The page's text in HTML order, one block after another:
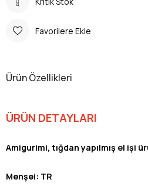
Favorilere Ekle
Ürün Özellikleri
ÜRÜN DETAYLARI
Amigurimi, tığdan yapılmış el işi
Menşei: TR